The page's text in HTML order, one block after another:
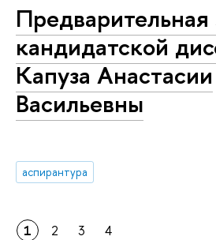
кандидатской
Капуза Анастасии
Васильевны
аспирантура
1 2 3 4